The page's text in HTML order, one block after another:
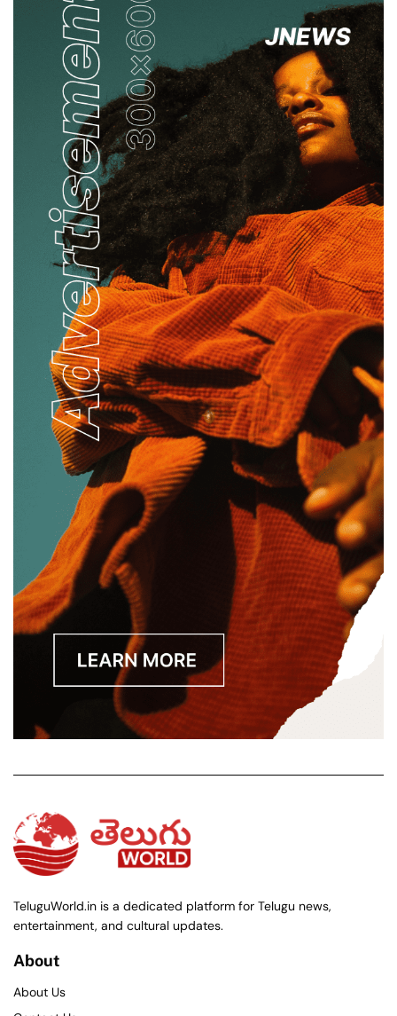
TeluguWorld.in is a dedicated platform for Telugu news,
entertainment, and cultural updates.
About
About Us